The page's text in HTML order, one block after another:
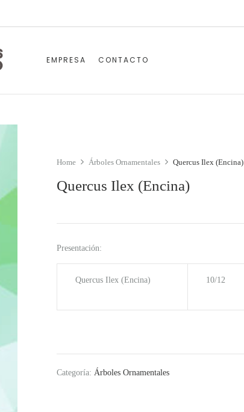
EMPRESA CONTACTO
Home Árboles Ornamentales Quercus Ilex (Encina)
Quercus Ilex (Encina)
Presentación:
Quercus Ilex (Encina) 10/12
Categoría: Árboles Ornamentales